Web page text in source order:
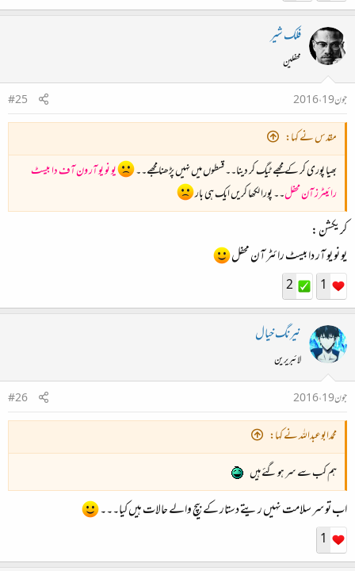
فلک شیر
محفلین
جون 19، 2016
#25
مقدس نے کہا:
بھیا پوری کر کے مجھے ٹیگ کر دینا۔۔ قسطوں میں نہیں پڑھنا مجھے۔۔
یو نو یو آر ون آف دا بیسٹ
رائیٹرز آن محفل۔۔ پورا لکھا کریں ایک ہی بار
کریکشن :
یو نو یو آر دا بیسٹ رائٹر آن محفل
1
2
نیرنگ خیال
لائبریرین
جون 19، 2016
#26
محمدابوعبداللہ نے کہا:
ہم کب سے سر ہو گئے ہیں
اب تو سر سلامت نہیں ریتے دستار کے بیچ والے حالات ہیں کیا۔۔۔
1